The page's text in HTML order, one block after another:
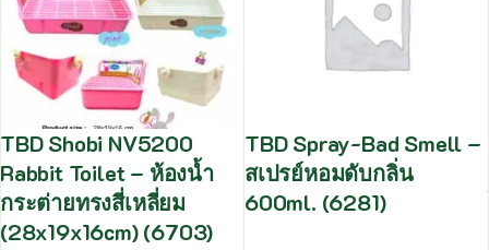
TBD Shobi NV5200
Rabbit Toilet – ห้องน้ำ
กระต่ายทรงสี่เหลี่ยม
(28x19x16cm) (6703)
TBD Spray-Bad Smell –
สเปรย์หอมดับกลิ่น
600ml. (6281)